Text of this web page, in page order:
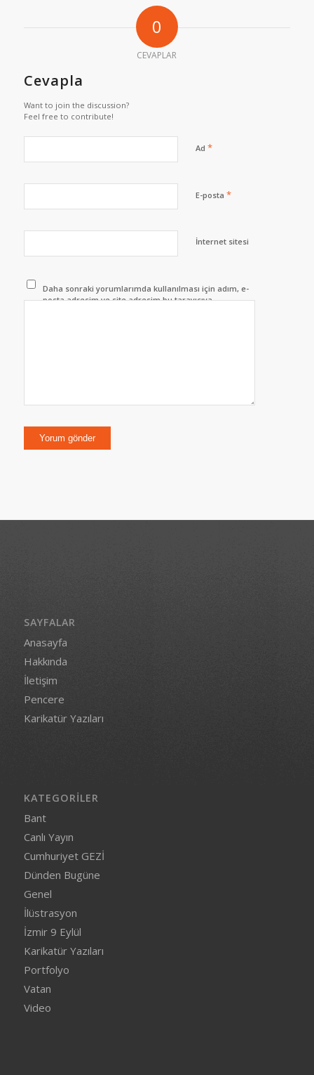
0
CEVAPLAR
Cevapla
Want to join the discussion?
Feel free to contribute!
Ad *
E-posta *
İnternet sitesi
Daha sonraki yorumlarımda kullanılması için adım, e-
posta adresim ve site adresim bu tarayıcıya
SAYFALAR
Anasayfa
Hakkında
İletişim
Pencere
Karikatür Yazıları
KATEGORILER
Bant
Canlı Yayın
Cumhuriyet GEZİ
Dünden Bugüne
Genel
İlüstrasyon
İzmir 9 Eylül
Karikatür Yazıları
Portfolyo
Vatan
Video